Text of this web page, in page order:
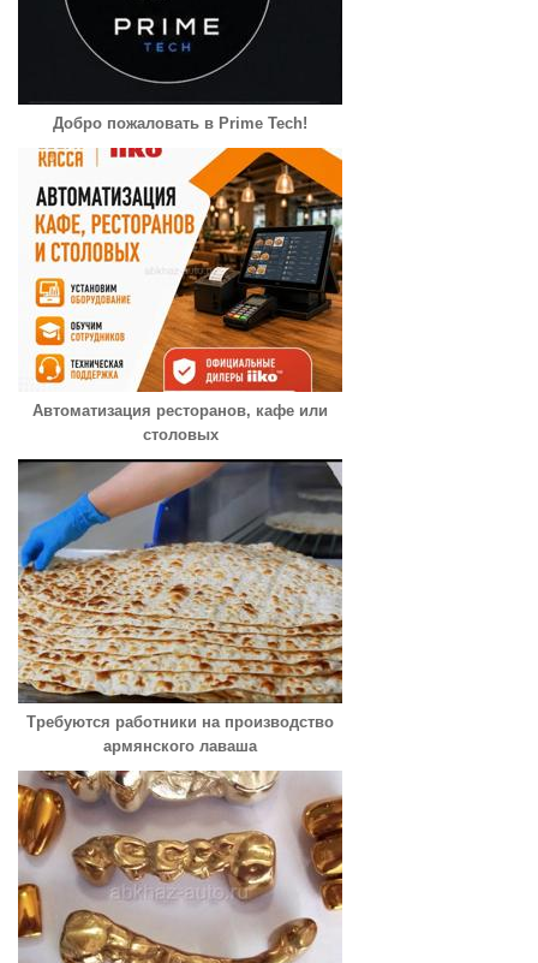
Добро пожаловать в Prime Tech!
Автоматизация ресторанов, кафе или
столовых
Требуются работники на производство
армянского лаваша